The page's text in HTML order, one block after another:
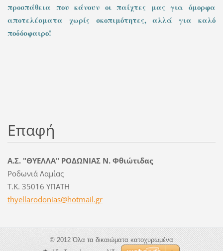
προσπάθεια που κάνουν οι παίχτες μας για όμορφα
αποτελέσματα χωρίς σκοπιμότητες, αλλά για καλό
ποδόσφαιρο!
Επαφή
Α.Σ. "ΘΥΕΛΛΑ" ΡΟΔΩΝΙΑΣ Ν. Φθιώτιδας
Ροδωνιά Λαμίας
Τ.Κ. 35016 ΥΠΑΤΗ
thyellarodonias@hotmail.gr
© 2012 Όλα τα δικαιώματα κατοχυρωμένα